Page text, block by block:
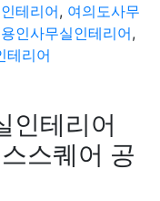
테리어, 여의도사무
용인사무실인테리어,
테리어
인테리어
스퀘어 공